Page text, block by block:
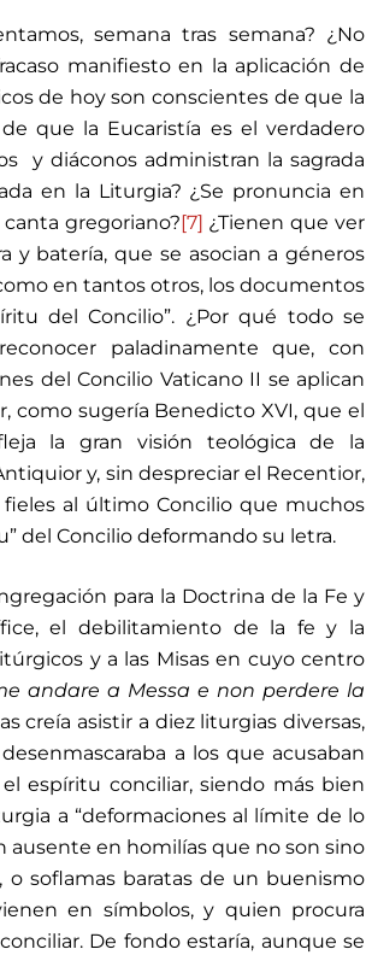
semana tras semana? ¿No
manifiesto en la aplicación de
de hoy son conscientes de que la
que la Eucaristía es el verdadero
y diáconos administran la sagrada
en la Liturgia? ¿Se pronuncia en
canta gregoriano?[7] ¿Tienen que ver
y batería, que se asocian a géneros
en tantos otros, los documentos
del Concilio”. ¿Por qué todo se
paladinamente que, con
del Concilio Vaticano II se aplican
como sugería Benedicto XVI, que el
la gran visión teológica de la
y, sin despreciar el Recentior,
al último Concilio que muchos
del Concilio deformando su letra.
para la Doctrina de la Fe y
el debilitamiento de la fe y la
y a las Misas en cuyo centro
andare a Messa e non perdere la
creía asistir a diez liturgias diversas,
a los que acusaban
espíritu conciliar, siendo más bien
a “deformaciones al límite de lo
ausente en homilías que no son sino
soflamas baratas de un buenismo
en símbolos, y quien procura
De fondo estaría, aunque se